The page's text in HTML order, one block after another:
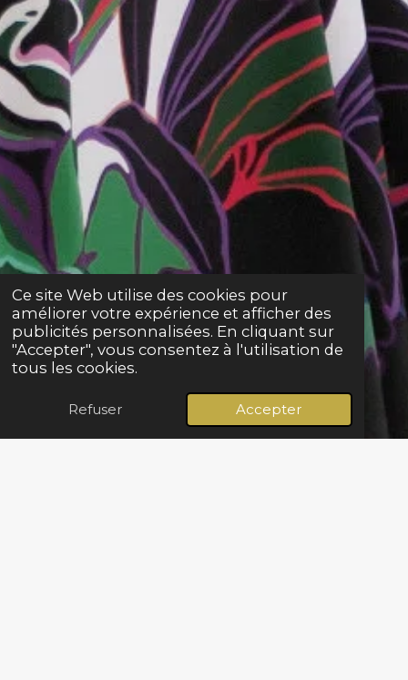
Ce site Web utilise des cookies pour
améliorer votre expérience et afficher des
publicités personnalisées. En cliquant sur
"Accepter", vous consentez à l'utilisation de
tous les cookies.
Refuser Accepter